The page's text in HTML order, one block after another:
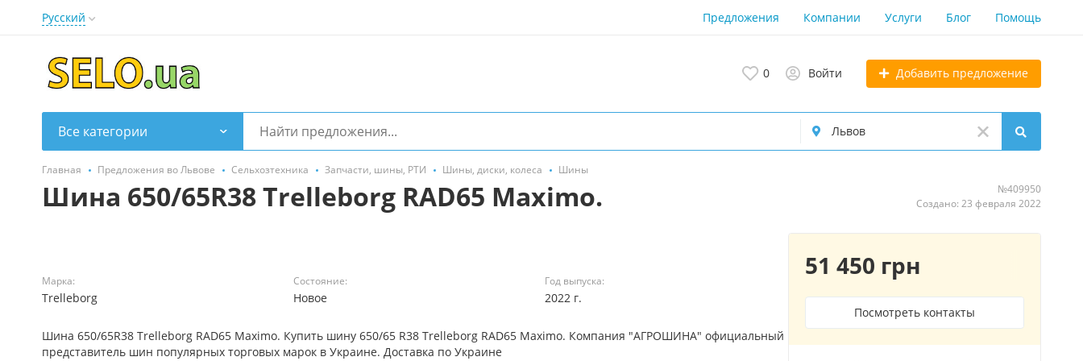
Русский Предложения Компании Услуги Блог Помощь
0 Войти Добавить предложение
Все категории
Главная Предложения во Львове Сельхозтехника Запчасти, шины, РТИ Шины, диски, колеса Шины
Шина 650/65R38 Trelleborg RAD65 Maximo.
№409950
Создано: 23 февраля 2022
Марка:
Trelleborg
Состояние:
Новое
Год выпуска:
2022 г.
Шина 650/65R38 Trelleborg RAD65 Maximo. Купить шину 650/65 R38 Trelleborg RAD65 Maximo. Компания "АГРОШИНА" официальный
представитель шин популярных торговых марок в Украине. Доставка по Украине
51 450 грн
Посмотреть контакты